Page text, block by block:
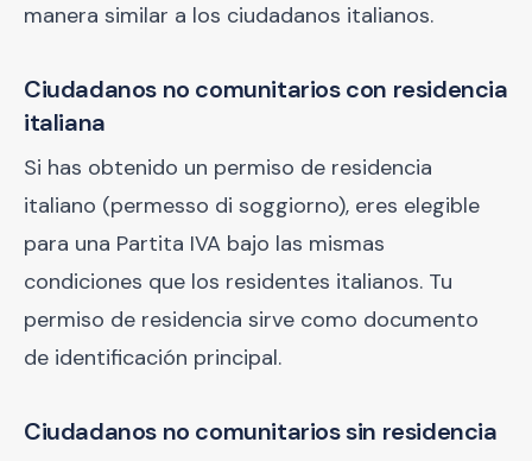
manera similar a los ciudadanos italianos.
Ciudadanos no comunitarios con residencia
italiana
Si has obtenido un permiso de residencia
italiano (permesso di soggiorno), eres elegible
para una Partita IVA bajo las mismas
condiciones que los residentes italianos. Tu
permiso de residencia sirve como documento
de identificación principal.
Ciudadanos no comunitarios sin residencia